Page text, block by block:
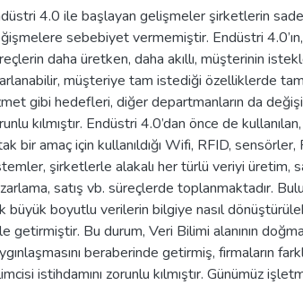
4.0 ile başlayan gelişmeler şirketlerin
sebebiyet vermemiştir. Endüstri
daha üretken, daha akıllı, müşterinin
müşteriye tam istediği özelliklerde tam
gibi hedefleri, diğer departmanların da
kılmıştır. Endüstri 4.0’dan önce de
bir amaç için kullanıldığı Wifi, RFID, sensörler,
şirketlerle alakalı her türlü veriyi üretim,
satış vb. süreçlerde toplanmaktadır.
büyük boyutlu verilerin bilgiye nasıl
getirmiştir. Bu durum, Veri Bilimi alanının
beraberinde getirmiş, firmaların
istihdamını zorunlu kılmıştır. Günümüz